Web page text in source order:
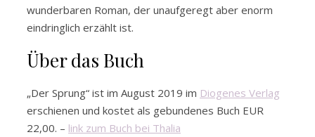
wunderbaren Roman, der unaufgeregt aber enorm
eindringlich erzählt ist.
Über das Buch
„Der Sprung“ ist im August 2019 im Diogenes Verlag
erschienen und kostet als gebundenes Buch EUR
22,00. – link zum Buch bei Thalia